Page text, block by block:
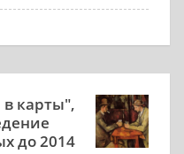
в карты",
до 2014